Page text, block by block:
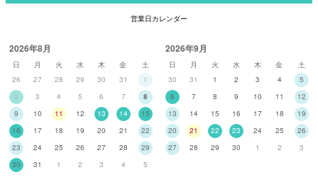
営業日カレンダー
2026年8月
日 月 火 水 木 金
土
26
27 28 29 30 31
1
2
3 4 5 6 7
8
9
10 11 12 13 14
15
16
17 18 19 20 21
22
23
24 25 26 27 28
29
30
31 1 2 3 4 5
2026年9月
日 月 火 水 木 金
土
30
31 1 2 3 4
5
6
7 8 9 10 11
12
13
14 15 16 17 18
19
20
21 22 23 24 25
26
27
28 29 30 1 2 3